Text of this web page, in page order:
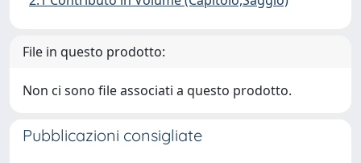
File in questo prodotto:
Non ci sono file associati a questo prodotto.
Pubblicazioni consigliate